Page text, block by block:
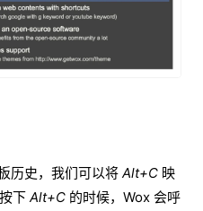
历史，我们可以将 Alt+C 映
下 Alt+C 的时候，Wox 会呼